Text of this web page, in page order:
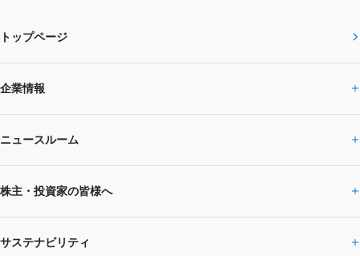
トップページ
企業情報
企業情報トップ
SUBARUのありたい姿
SUBARU 2025方針
ニュースルーム
ニュースルームトップ
ニュースリリース
株主・投資家の皆様へ
株主・投資家の皆様へトップ
サステナビリティ